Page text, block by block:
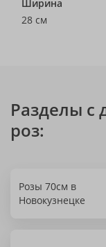
Ширина
28 см
Разделы с
роз:
Розы 70см в
Новокузнецке